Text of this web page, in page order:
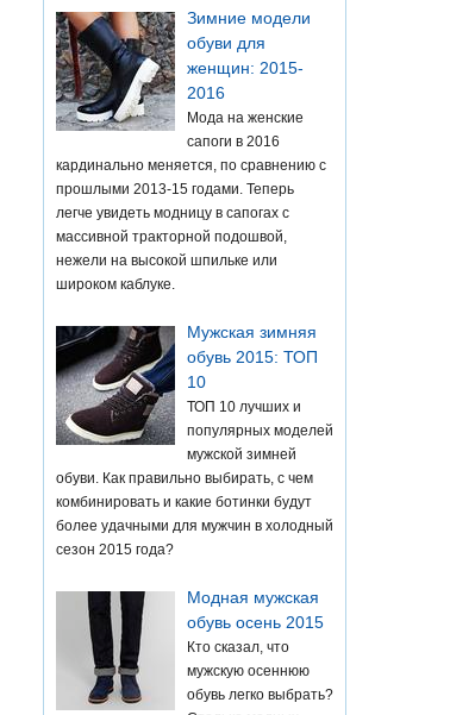
Зимние модели
обуви для
женщин: 2015-
2016
Мода на женские
сапоги в 2016
кардинально меняется, по сравнению с
прошлыми 2013-15 годами. Теперь
легче увидеть модницу в сапогах с
массивной тракторной подошвой,
нежели на высокой шпильке или
широком каблуке.
Мужская зимняя
обувь 2015: ТОП
10
ТОП 10 лучших и
популярных моделей
мужской зимней
обуви. Как правильно выбирать, с чем
комбинировать и какие ботинки будут
более удачными для мужчин в холодный
сезон 2015 года?
Модная мужская
обувь осень 2015
Кто сказал, что
мужскую осеннюю
обувь легко выбрать?